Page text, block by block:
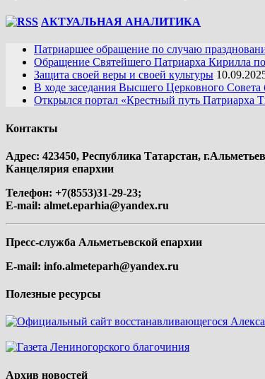
АКТУАЛЬНАЯ АНАЛИТИКА
Патриаршее обращение по случаю
Обращение Святейшего Патриарха Кирилла
Защита своей веры и своей культуры
В ходе заседания Высшего Церковного
Открылся портал «Крестный путь Патриарха
Контакты
Адрес: 423450, Республика Татарстан,
Канцелярия епархии
Телефон: +7(8553)31-29-23;
E-mail: almet.eparhia@yandex.ru
Пресс-служба Альметьевской епархии
E-mail: info.almeteparh@yandex.ru
Полезные ресурсы
Архив новостей